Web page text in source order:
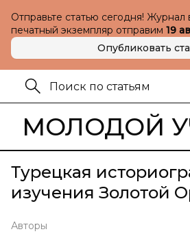
Отправьте статью сегодня! Журнал
печатный экземпляр отправим 19
Опубликовать
МОЛОДОЙ
Турецкая
изучения Золотой
Авторы